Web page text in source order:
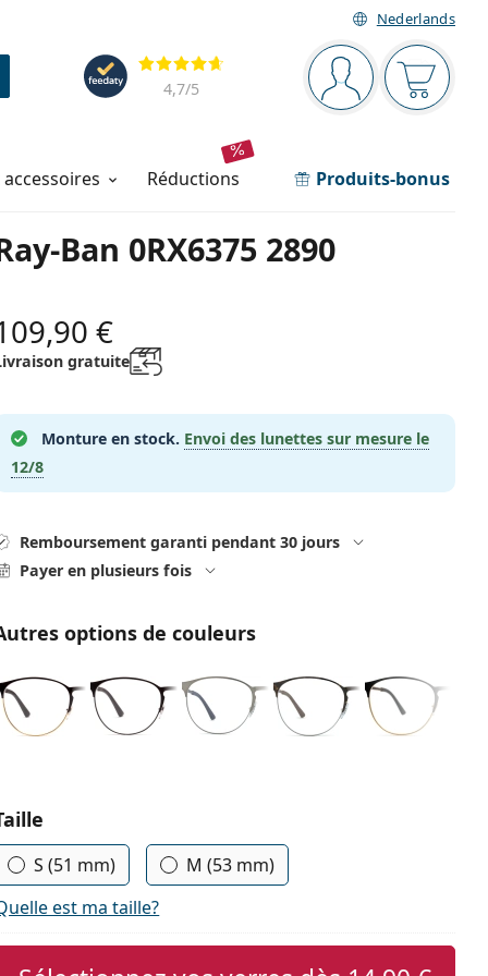
Nederlands
Barre de navigation
Vous êtesVotre
Évaluation
4,7/5
réductions Produits-bonus
Ban 0RX6375 2890
€
gratuite
Monture en stock. Envoi des lunettes sur mesure le
12/8
Remboursement garanti pendant 30 jours
Payer en plusieurs fois
options de couleurs
les paramètres
S (51 mm)
M (53 mm)
est ma taille?